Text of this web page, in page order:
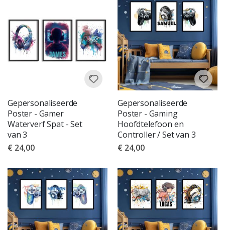
Gepersonaliseerde
Poster - Gamer
Waterverf Spat - Set
van 3
€ 24,00
Gepersonaliseerde
Poster - Gaming
Hoofdtelefoon en
Controller / Set van 3
€ 24,00